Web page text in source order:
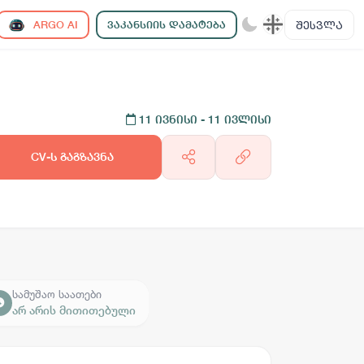
ARGO AI ᲕᲐᲙᲐᲜᲡᲘᲘᲡ ᲓᲐᲛᲐᲢᲔᲑᲐ ᲨᲔᲡᲕᲚᲐ
11 ივნისი - 11 ივლისი
CV-ს გაგზავნა
სამუშაო საათები
არ არის მითითებული